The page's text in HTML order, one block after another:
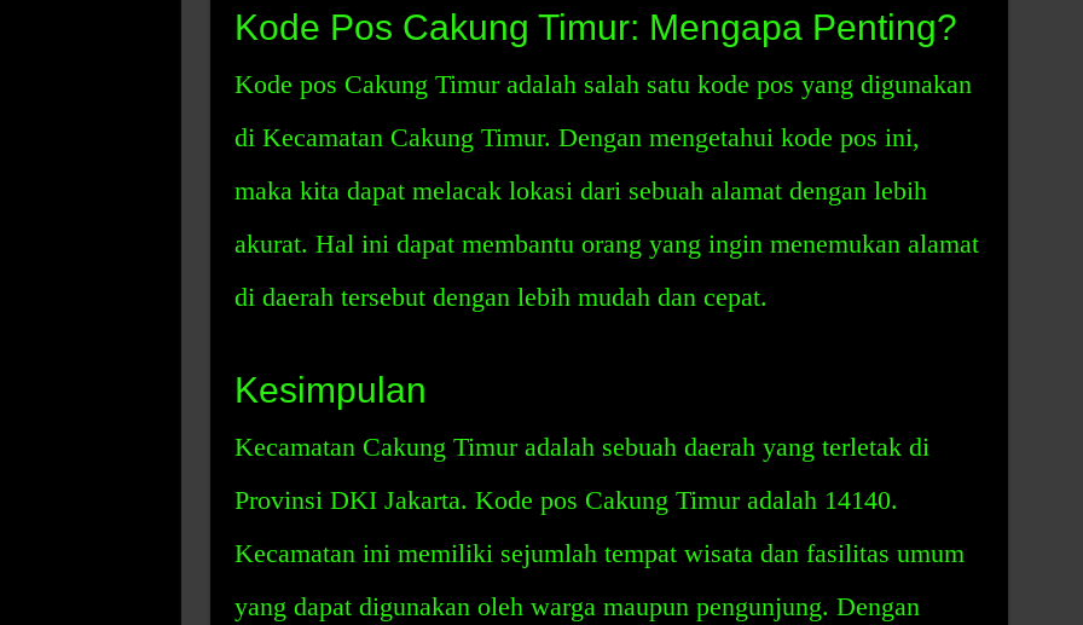
Kode Pos Cakung Timur: Mengapa Penting?
Kode pos Cakung Timur adalah salah satu kode pos yang digunakan
di Kecamatan Cakung Timur. Dengan mengetahui kode pos ini,
maka kita dapat melacak lokasi dari sebuah alamat dengan lebih
akurat. Hal ini dapat membantu orang yang ingin menemukan alamat
di daerah tersebut dengan lebih mudah dan cepat.
Kesimpulan
Kecamatan Cakung Timur adalah sebuah daerah yang terletak di
Provinsi DKI Jakarta. Kode pos Cakung Timur adalah 14140.
Kecamatan ini memiliki sejumlah tempat wisata dan fasilitas umum
yang dapat digunakan oleh warga maupun pengunjung. Dengan